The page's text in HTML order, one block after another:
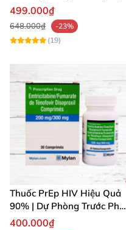
an toàn
499.000₫
648.000₫
-23%
(19)
Thuốc PrEp HIV Hiệu Quả
90% | Dự Phòng Trước Phơi
Nhiễm
400.000₫